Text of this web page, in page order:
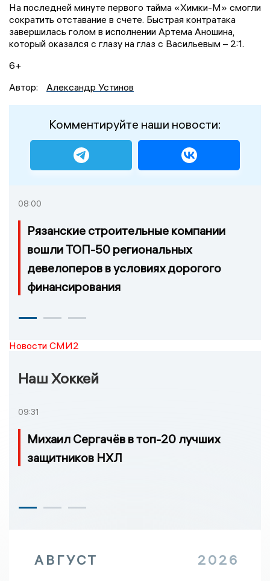
На последней минуте первого тайма «Химки-М» смогли
сократить отставание в счете. Быстрая контратака
завершилась голом в исполнении Артема Аношина,
который оказался с глазу на глаз с Васильевым – 2:1.
6+
Автор:
Александр Устинов
Комментируйте наши новости:
08:00
Рязанские строительные компании
вошли ТОП-50 региональных
девелоперов в условиях дорогого
финансирования
Новости СМИ2
Наш Хоккей
09:31
Михаил Сергачёв в топ-20 лучших
защитников НХЛ
АВГУСТ 2026